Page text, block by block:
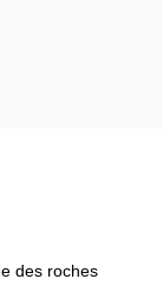
des roches